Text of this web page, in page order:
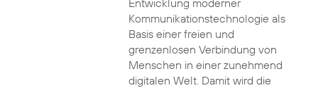
Entwicklung moderner
Kommunikationstechnologie als
Basis einer freien und
grenzenlosen Verbindung von
Menschen in einer zunehmend
digitalen Welt. Damit wird die